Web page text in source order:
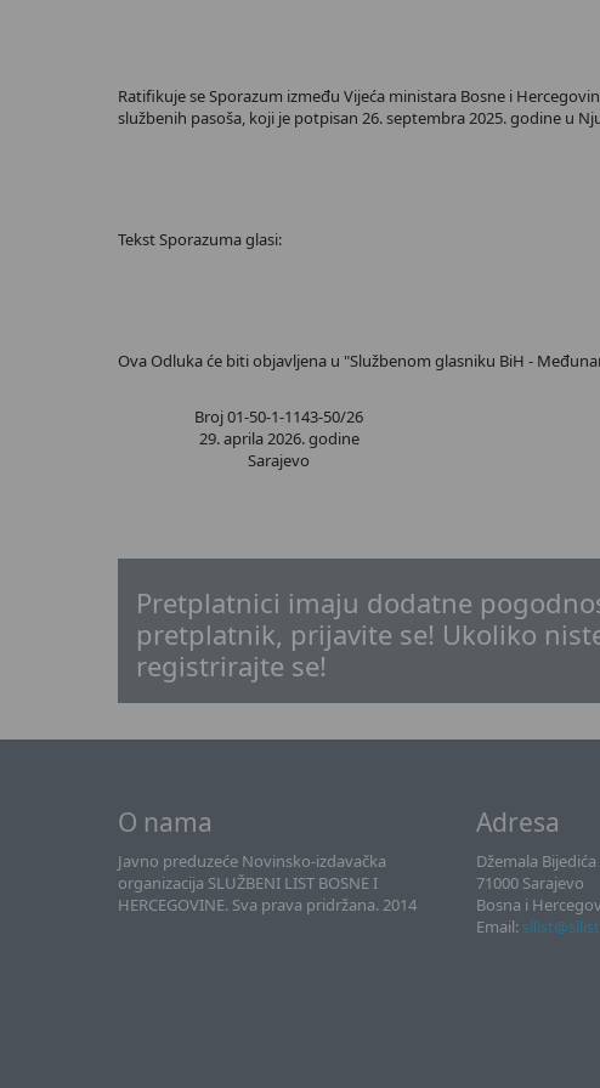
Ratifikuje se Sporazum između Vijeća ministara Bosne i
službenih pasoša, koji je potpisan 26. septembra 2025. godine u
Tekst Sporazuma glasi:
Ova Odluka će biti objavljena u "Službenom glasniku BiH -
Broj 01-50-1-1143-50/26
29. aprila 2026. godine
Sarajevo
Pretplatnici imaju dodatne
pretplatnik, prijavite se! Ukoliko
registrirajte se!
O nama
Javno preduzeće Novinsko-izdavačka
organizacija SLUŽBENI LIST BOSNE I
HERCEGOVINE. Sva prava pridržana. 2014
Adresa
Džemala
71000 Sarajevo
Bosna i
Email: